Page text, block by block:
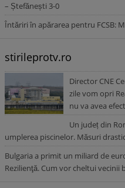
– Ștefănești 3-0
Întăriri în apărarea pentru FCSB:
stirileprotv.ro
Director CNE
zile vom opri
nu va avea
Un județ din
umplerea piscinelor. Măsuri
Bulgaria a primit un miliard de
Rezilienţă. Cum vor cheltui vecinii